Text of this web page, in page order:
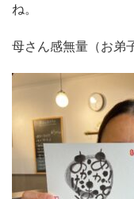
ね。
母さん感無量（お弟